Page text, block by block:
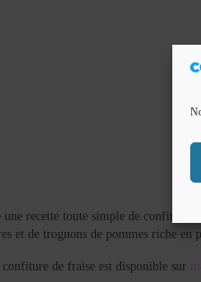
une recette toute simple de confiture
et de trognons de pommes riche
confiture de fraise est disponible sur